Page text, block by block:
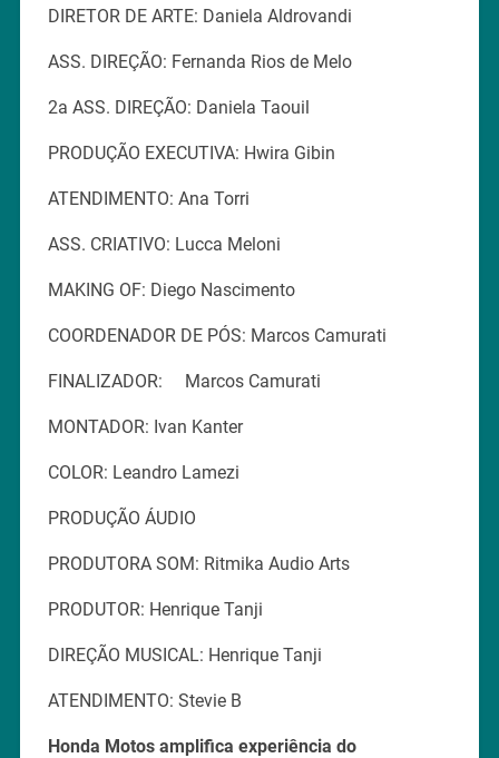
DIRETOR DE ARTE: Daniela Aldrovandi
ASS. DIREÇÃO: Fernanda Rios de Melo
2a ASS. DIREÇÃO: Daniela Taouil
PRODUÇÃO EXECUTIVA: Hwira Gibin
ATENDIMENTO: Ana Torri
ASS. CRIATIVO: Lucca Meloni
MAKING OF: Diego Nascimento
COORDENADOR DE PÓS: Marcos Camurati
FINALIZADOR: Marcos Camurati
MONTADOR: Ivan Kanter
COLOR: Leandro Lamezi
PRODUÇÃO ÁUDIO
PRODUTORA SOM: Ritmika Audio Arts
PRODUTOR: Henrique Tanji
DIREÇÃO MUSICAL: Henrique Tanji
ATENDIMENTO: Stevie B
Honda Motos amplifica experiência do